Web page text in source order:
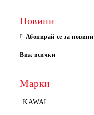
Новини
Абонирай се за новини
Виж всички
Марки
KAWAI